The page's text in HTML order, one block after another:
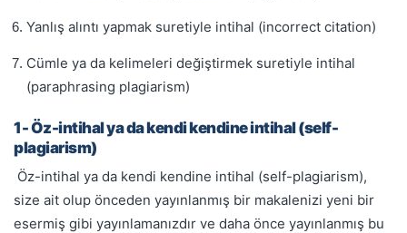
Yanlış alıntı yapmak suretiyle intihal (incorrect citation)
Cümle ya da kelimeleri değiştirmek suretiyle intihal
(paraphrasing plagiarism)
1- Öz-intihal ya da kendi kendine intihal (self-
plagiarism)
Öz-intihal ya da kendi kendine intihal (self-plagiarism),
size ait olup önceden yayınlanmış bir makalenizi yeni bir
esermiş gibi yayınlamanızdır ve daha önce yayınlanmış bu